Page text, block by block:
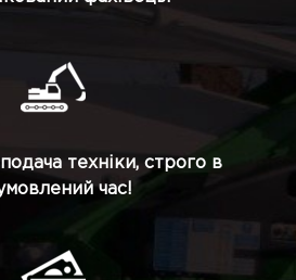
техніки, строго в
час!